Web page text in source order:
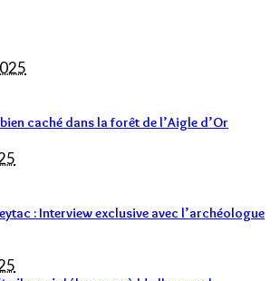
caché dans la forêt de l’Aigle d’Or
: Interview exclusive avec l’archéologue